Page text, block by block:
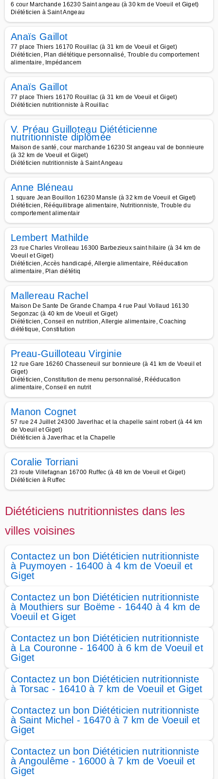
6 cour Marchande 16230 Saint angeau (à 30 km de Voeuil et Giget)
Diététicien à Saint Angeau
Anaïs Gaillot
77 place Thiers 16170 Rouillac (à 31 km de Voeuil et Giget)
Diététicien, Plan diététique personnalisé, Trouble du comportement
alimentaire, Impédancem
Anaïs Gaillot
77 place Thiers 16170 Rouillac (à 31 km de Voeuil et Giget)
Diététicien nutritionniste à Rouillac
V. Préau Guilloteau Diététicienne
nutritionniste diplômée
Maison de santé, cour marchande 16230 St angeau val de bonnieure
(à 32 km de Voeuil et Giget)
Diététicien nutritionniste à Saint Angeau
Anne Bléneau
1 square Jean Bouillon 16230 Mansle (à 32 km de Voeuil et Giget)
Diététicien, Rééquilibrage alimentaire, Nutritionniste, Trouble du
comportement alimentair
Lembert Mathilde
23 rue Charles Virolleau 16300 Barbezieux saint hilaire (à 34 km de
Voeuil et Giget)
Diététicien, Accès handicapé, Allergie alimentaire, Rééducation
alimentaire, Plan diététiq
Mallereau Rachel
Maison De Sante De Grande Champa 4 rue Paul Vollaud 16130
Segonzac (à 40 km de Voeuil et Giget)
Diététicien, Conseil en nutrition, Allergie alimentaire, Coaching
diététique, Constitution
Preau-Guilloteau Virginie
12 rue Gare 16260 Chasseneuil sur bonnieure (à 41 km de Voeuil et
Giget)
Diététicien, Constitution de menu personnalisé, Rééducation
alimentaire, Conseil en nutrit
Manon Cognet
57 rue 24 Juillet 24300 Javerlhac et la chapelle saint robert (à 44 km
de Voeuil et Giget)
Diététicien à Javerlhac et la Chapelle
Coralie Torriani
23 route Villefagnan 16700 Ruffec (à 48 km de Voeuil et Giget)
Diététicien à Ruffec
Diététiciens nutritionnistes dans les
villes voisines
Contactez un bon Diététicien nutritionniste
à Puymoyen - 16400 à 4 km de Voeuil et
Giget
Contactez un bon Diététicien nutritionniste
à Mouthiers sur Boëme - 16440 à 4 km de
Voeuil et Giget
Contactez un bon Diététicien nutritionniste
à La Couronne - 16400 à 6 km de Voeuil et
Giget
Contactez un bon Diététicien nutritionniste
à Torsac - 16410 à 7 km de Voeuil et Giget
Contactez un bon Diététicien nutritionniste
à Saint Michel - 16470 à 7 km de Voeuil et
Giget
Contactez un bon Diététicien nutritionniste
à Angoulême - 16000 à 7 km de Voeuil et
Giget